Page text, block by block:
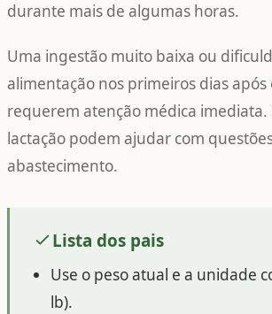
durante mais de algumas horas.
Uma ingestão muito baixa ou
alimentação nos primeiros dias
requerem atenção médica imediata.
lactação podem ajudar com
abastecimento.
Lista dos pais
Use o peso atual e a unidade
lb).